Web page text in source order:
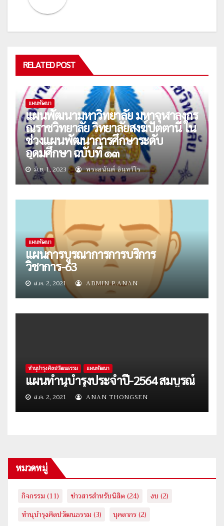
RELATED POST
แผนพัฒนา
แผนพัฒนามหาวิทยาลัย มหาจุฬาลงกร
ณราชวิทยาลัย วิทยาลัยสงฆ์ปัตตานี ใน
ช่วงแผนพัฒนาการศึกษาระดับ
อุดมศึกษา ฉบับที่ ๑๓
มิ.ย. 1, 2023 พระอนันต์ อินฺทวีโร
แผนพัฒนา
แผนการบูรณาการการบริการ
วิชาการ-63
ส.ค. 2, 2021 ADMIN P.ANAN
ทำนุบำรุงศิลปวัฒนธรรม แผนพัฒนา
แผนทำนุบำรุงประจำปี-2564 สมบูรณ์
ส.ค. 2, 2021 ANAN THONGSEN
หมวดหมู่
กิจกรรม (11) ข่าวสารสำหรับนิสิต (24) งบ (2)
ทำนุบำรุงศิลปวัฒนธรรม (3) บุคลากร(2)